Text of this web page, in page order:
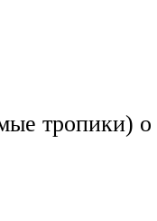
тропики)